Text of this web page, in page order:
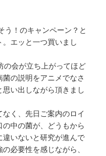
う！のキャンペーン？と
エッと一つ買いまし
の会が立ち上がってほど
の説明をアニメでなさ
い出しながら頂きまし
く、先日ご案内のロイ
中の菌が、どうもから
いないと研究が進んで
必要性を感じながら、